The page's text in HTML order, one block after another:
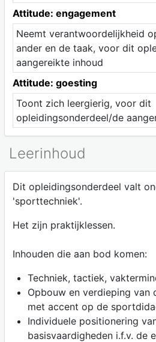
Attitude: engagement
Neemt verantwoordelijkheid
ander en de taak, voor dit
aangereikte inhoud
Attitude: goesting
Toont zich leergierig, voor dit
opleidingsonderdeel/de
Leerinhoud
Dit opleidingsonderdeel valt
'sporttechniek'.
Het zijn praktijklessen.
Inhouden die aan bod komen:
Techniek, tactiek,
Opbouw en verdieping van
met accent op de
Individuele positionering
basisvaardigheden i.f.v. de